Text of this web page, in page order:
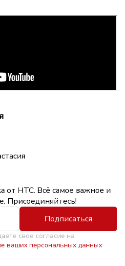
от НТС. Всё самое важное и
Присоединяйтесь!
Подписаться
свое согласие на
ваших персональных данных